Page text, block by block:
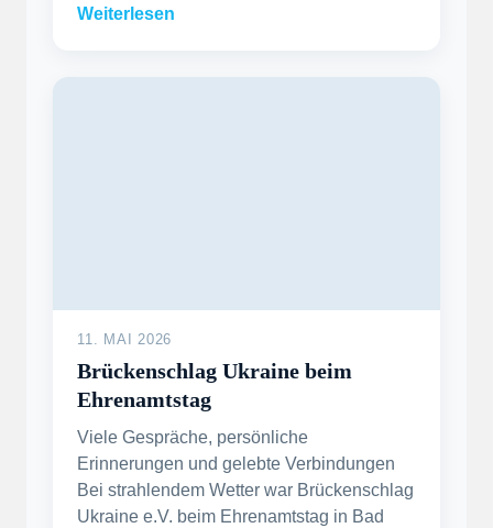
Weiterlesen
11. MAI 2026
Brückenschlag Ukraine beim
Ehrenamtstag
Viele Gespräche, persönliche
Erinnerungen und gelebte Verbindungen
Bei strahlendem Wetter war Brückenschlag
Ukraine e.V. beim Ehrenamtstag in Bad